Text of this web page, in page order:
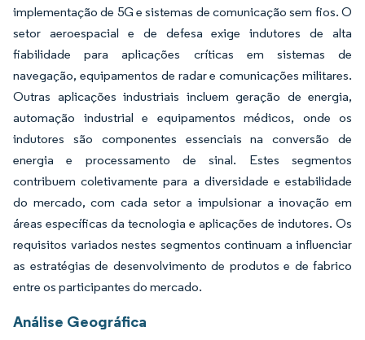
implementação de 5G e sistemas de comunicação sem fios. O
setor aeroespacial e de defesa exige indutores de alta
fiabilidade para aplicações críticas em sistemas de
navegação, equipamentos de radar e comunicações militares.
Outras aplicações industriais incluem geração de energia,
automação industrial e equipamentos médicos, onde os
indutores são componentes essenciais na conversão de
energia e processamento de sinal. Estes segmentos
contribuem coletivamente para a diversidade e estabilidade
do mercado, com cada setor a impulsionar a inovação em
áreas específicas da tecnologia e aplicações de indutores. Os
requisitos variados nestes segmentos continuam a influenciar
as estratégias de desenvolvimento de produtos e de fabrico
entre os participantes do mercado.
Análise Geográfica